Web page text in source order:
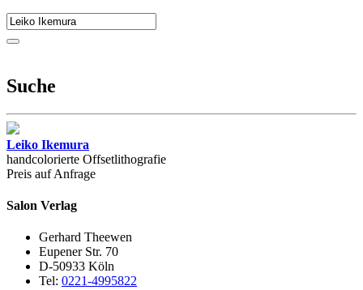
Suche
Leiko Ikemura
handcolorierte Offsetlithografie
Preis auf Anfrage
Salon Verlag
Gerhard Theewen
Eupener Str. 70
D-50933 Köln
Tel: 0221-4995822